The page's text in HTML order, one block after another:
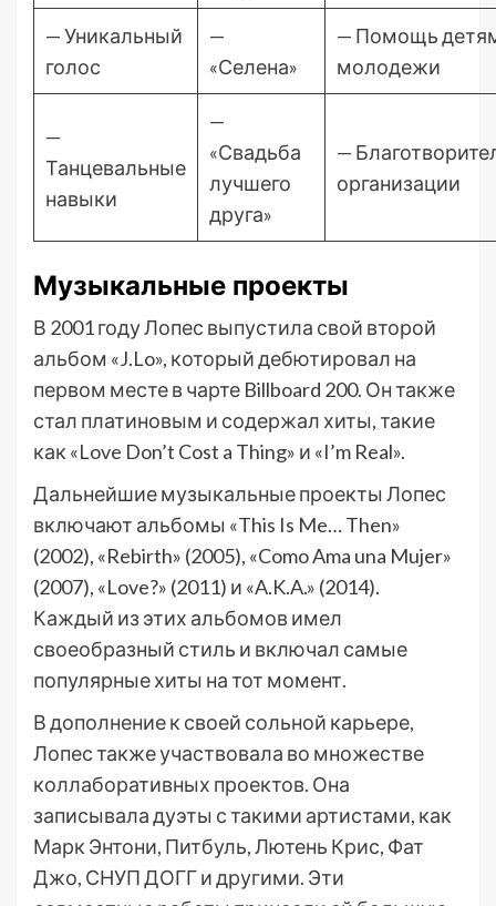
— Уникальный
голос
—
«Селена»
— Помощь
молодежи
—
Танцевальные
навыки
—
«Свадьба
лучшего
друга»
—
организации
Музыкальные проекты
В 2001 году Лопес выпустила свой второй
альбом «J.Lo», который дебютировал на
первом месте в чарте Billboard 200. Он также
стал платиновым и содержал хиты, такие
как «Love Don’t Cost a Thing» и «I’m Real».
Дальнейшие музыкальные проекты Лопес
включают альбомы «This Is Me… Then»
(2002), «Rebirth» (2005), «Como Ama una Mujer»
(2007), «Love?» (2011) и «A.K.A.» (2014).
Каждый из этих альбомов имел
своеобразный стиль и включал самые
популярные хиты на тот момент.
В дополнение к своей сольной карьере,
Лопес также участвовала во множестве
коллаборативных проектов. Она
записывала дуэты с такими артистами, как
Марк Энтони, Питбуль, Лютень Крис, Фат
Джо, СНУП ДОГГ и другими. Эти